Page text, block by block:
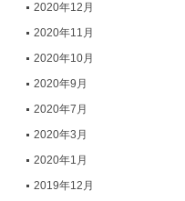
2020年12月
2020年11月
2020年10月
2020年9月
2020年7月
2020年3月
2020年1月
2019年12月